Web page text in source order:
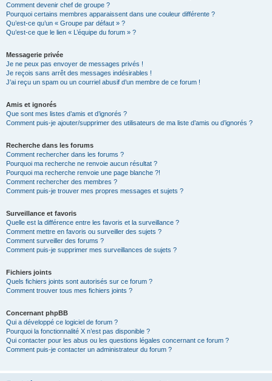
Comment devenir chef de groupe ?
Pourquoi certains membres apparaissent dans une couleur différente ?
Qu’est-ce qu’un « Groupe par défaut » ?
Qu’est-ce que le lien « L’équipe du forum » ?
Messagerie privée
Je ne peux pas envoyer de messages privés !
Je reçois sans arrêt des messages indésirables !
J’ai reçu un spam ou un courriel abusif d’un membre de ce forum !
Amis et ignorés
Que sont mes listes d’amis et d’ignorés ?
Comment puis-je ajouter/supprimer des utilisateurs de ma liste d’amis ou d’ignorés ?
Recherche dans les forums
Comment rechercher dans les forums ?
Pourquoi ma recherche ne renvoie aucun résultat ?
Pourquoi ma recherche renvoie une page blanche ?!
Comment rechercher des membres ?
Comment puis-je trouver mes propres messages et sujets ?
Surveillance et favoris
Quelle est la différence entre les favoris et la surveillance ?
Comment mettre en favoris ou surveiller des sujets ?
Comment surveiller des forums ?
Comment puis-je supprimer mes surveillances de sujets ?
Fichiers joints
Quels fichiers joints sont autorisés sur ce forum ?
Comment trouver tous mes fichiers joints ?
Concernant phpBB
Qui a développé ce logiciel de forum ?
Pourquoi la fonctionnalité X n’est pas disponible ?
Qui contacter pour les abus ou les questions légales concernant ce forum ?
Comment puis-je contacter un administrateur du forum ?